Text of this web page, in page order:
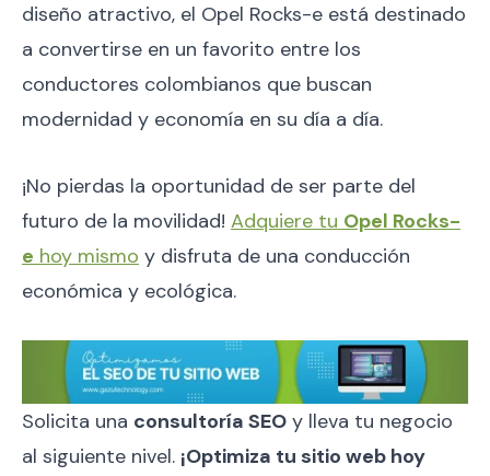
diseño atractivo, el Opel Rocks-e está destinado
a convertirse en un favorito entre los
conductores colombianos que buscan
modernidad y economía en su día a día.
¡No pierdas la oportunidad de ser parte del
futuro de la movilidad! Adquiere tu Opel Rocks-
e hoy mismo y disfruta de una conducción
económica y ecológica.
Solicita una consultoría SEO y lleva tu negocio
al siguiente nivel. ¡Optimiza tu sitio web hoy